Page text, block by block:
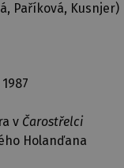
Paříková, Kusnjer)
v Čarostřelci
Holanďana